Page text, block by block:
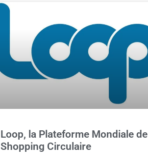
Loop, la Plateforme Mondiale de
Shopping Circulaire